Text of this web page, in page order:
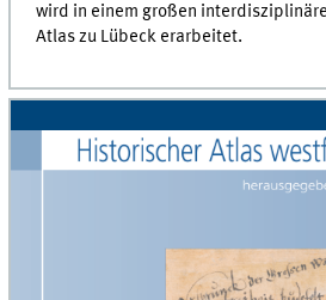
wird in einem großen
Atlas zu Lübeck erarbeitet.